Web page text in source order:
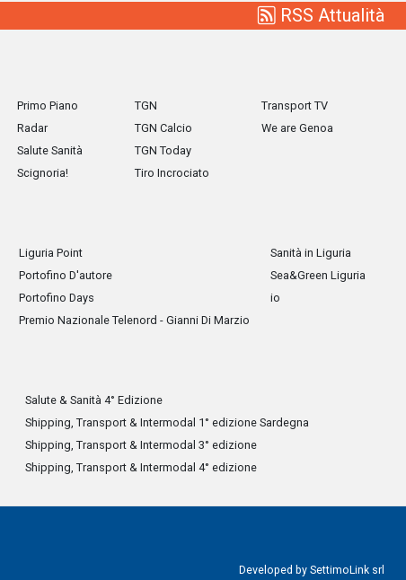
RSS Attualità
Primo Piano
Radar
Salute Sanità
Scignoria!
TGN
TGN Calcio
TGN Today
Tiro Incrociato
Transport TV
We are Genoa
Liguria Point
Portofino D'autore
Portofino Days
Premio Nazionale Telenord - Gianni Di Marzio
Sanità in Liguria
Sea&Green Liguria
io
Salute & Sanità 4° Edizione
Shipping, Transport & Intermodal 1° edizione Sardegna
Shipping, Transport & Intermodal 3° edizione
Shipping, Transport & Intermodal 4° edizione
Developed by SettimoLink srl